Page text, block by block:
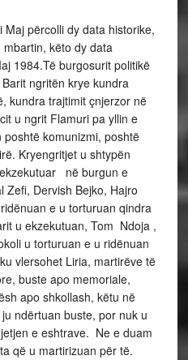
përcolli dy data historike,
këto dy data
1984.Të burgosurit politikë
ngritën krye kundra
kundra trajtimit çnjerzor në
u ngrit Flamuri pa yllin e
komunizmi, poshtë
Kryengritjet u shtypën
në burgun e
Dervish Bejko, Hajro
e u torturuan qindra
u ekzekutuan, Tom Ndoja ,
u torturuan e u ridënuan
vlersohet Liria, martirëve të
buste apo memoriale,
apo shkollash, këtu në
ndërtuan buste, por nuk u
e eshtrave. Ne e duam
që u martirizuan për të.